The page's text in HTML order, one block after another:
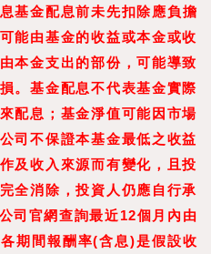
基金配息前未先扣除應負擔
能由基金的收益或本金或收
本金支出的部份，可能導致
。基金配息不代表基金實際
配息；基金淨值可能因市場
司不保證本基金最低之收益
及收入來源而有變化，且投
全消除，投資人仍應自行承
司官網查詢最近12個月內由
期間報酬率(含息)是假設收